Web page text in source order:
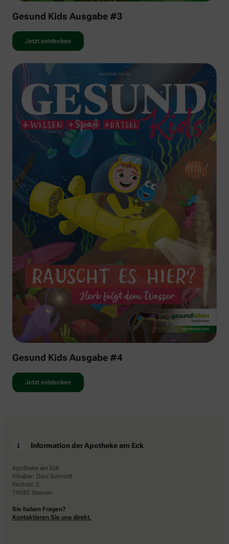
Gesund Kids Ausgabe #3
Jetzt entdecken
Gesund Kids Ausgabe #4
Jetzt entdecken
Information der Apotheke am Eck
Apotheke am Eck
Inhaber: Dani Schmidt
Kirchstr. 2
79585 Steinen
Sie haben Fragen?
Kontaktieren Sie uns direkt.